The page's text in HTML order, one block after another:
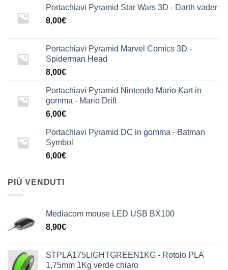
Portachiavi Pyramid Star Wars 3D - Darth vader
8,00€
Portachiavi Pyramid Marvel Comics 3D -
Spiderman Head
8,00€
Portachiavi Pyramid Nintendo Mario Kart in
gomma - Mario Drift
6,00€
Portachiavi Pyramid DC in gomma - Batman
Symbol
6,00€
PIÙ VENDUTI
Mediacom mouse LED USB BX100
8,90€
STPLA175LIGHTGREEN1KG - Rotolo PLA
1,75mm 1Kg verde chiaro